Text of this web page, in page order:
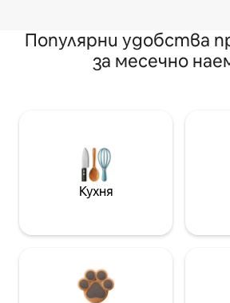
Популярни удобства
за месечно
Кухня